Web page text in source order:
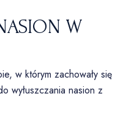
W
w którym zachowały się
wyłuszczania nasion z